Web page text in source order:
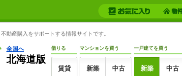
動産購入をサポートする情報サイトです。
全国へ
北海道版
借りる
賃貸
マンションを買う
新築 中古
一戸建てを買う
新築 中古